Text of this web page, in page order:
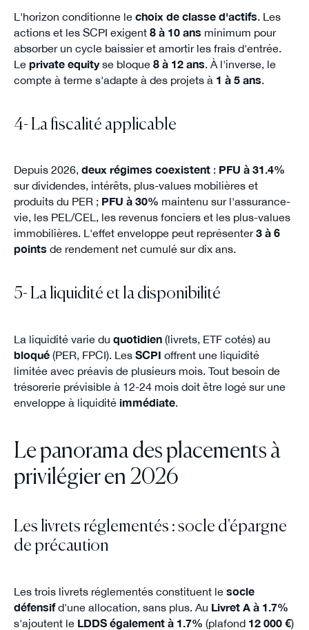
L'horizon conditionne le choix de classe d'actifs. Les
actions et les SCPI exigent 8 à 10 ans minimum pour
absorber un cycle baissier et amortir les frais d'entrée.
Le private equityse bloque 8 à 12 ans. À l'inverse, le
compte à terme s'adapte à des projets à 1 à 5 ans.
4- La fiscalité applicable
Depuis 2026, deux régimes coexistent: PFU à 31.4%
sur dividendes, intérêts, plus-values mobilières et
produits du PER ; PFU à 30% maintenu sur l'assurance-
vie, les PEL/CEL, les revenus fonciers et les plus-values
immobilières. L'effet enveloppe peut représenter3 à 6
points de rendement net cumulé sur dix ans.
5- La liquidité et la disponibilité
La liquidité varie du quotidien(livrets, ETF cotés) au
bloqué(PER, FPCI). Les SCPI offrent une liquidité
limitée avec préavis de plusieurs mois. Tout besoin de
trésorerie prévisible à 12-24 mois doit être logé sur une
enveloppe à liquidité immédiate.
Le panorama des placements à
privilégier en 2026
Les livrets réglementés : socle d'épargne
de précaution
Les trois livrets réglementés constituent le socle
défensifd'une allocation, sans plus. Au Livret A à 1.7%
s'ajoutent le LDDS également à 1.7% (plafond 12 000 €)